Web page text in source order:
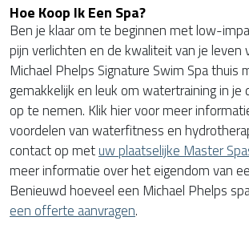
Hoe Koop Ik Een Spa?
Ben je klaar om te beginnen met low-
pijn verlichten en de kwaliteit van je leven
Michael Phelps Signature Swim Spa thuis
gemakkelijk en leuk om watertraining in je
op te nemen. Klik hier voor meer
voordelen van waterfitness en
contact op metuw plaatselijke Master
meer informatie over het eigendom van
Benieuwd hoeveel een Michael Phelps
een offerte aanvragen.